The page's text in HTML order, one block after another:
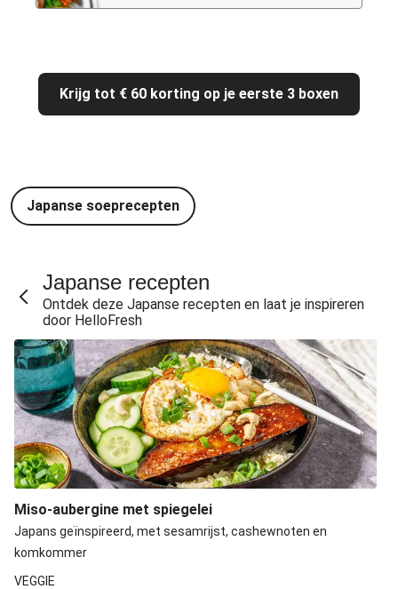
Krijg tot € 60 korting op je eerste 3 boxen
Japanse soeprecepten
Japanse recepten
Ontdek deze Japanse recepten en laat je inspireren
door HelloFresh
Miso-aubergine met spiegelei
Japans geïnspireerd, met sesamrijst, cashewnoten en
komkommer
VEGGIE